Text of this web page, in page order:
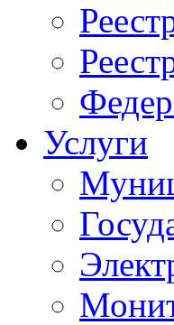
Услуги